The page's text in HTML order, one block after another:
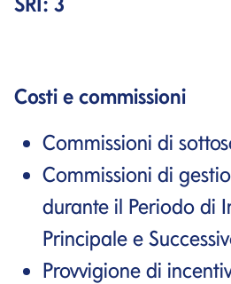
Costi e commissioni
Commissioni di
Commissioni di
durante il Periodo di
Principale e
Provvigione di